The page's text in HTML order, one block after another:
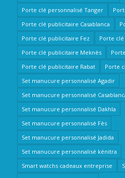
Porte clé personnalisé Tanger
Porte clé publicitaire Casablanca
Porte clé publicitaire Fez
Porte
Porte clé publicitaire Meknès
Porte clé publicitaire Rabat
Porte
Set manucure personnalisé Agadir
Set manucure personnalisé
Set manucure personnalisé Dakhla
Set manucure personnalisé Fès
Set manucure personnalisé Jadida
Set manucure personnalisé kénitra
Smart watchs cadeaux entreprise